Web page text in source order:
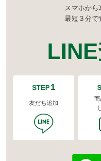
スマホから
最短３分で
STEP1
友だち追加